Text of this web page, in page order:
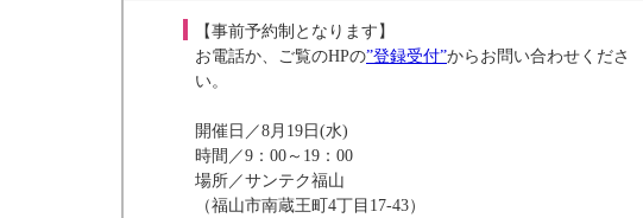
【事前予約制となります】
お電話か、ご覧のHPの”登録受付”からお問い合わせくださ
い。
開催日／8月19日(水)
時間／9：00～19：00
場所／サンテク福山
（福山市南蔵王町4丁目17-43）